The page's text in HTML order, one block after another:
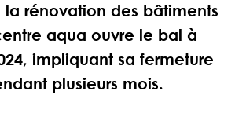
rénovation des bâtiments
aqua ouvre le bal à
impliquant sa fermeture
plusieurs mois.